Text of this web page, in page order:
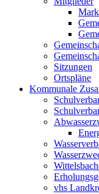
Sitzungen
Ortspläne
Kommunale
vhs